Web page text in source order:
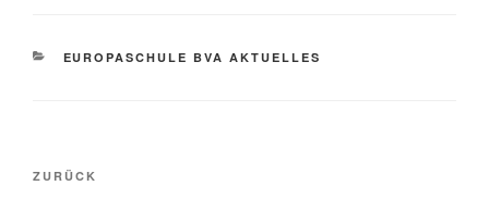
KATEGORIEN
EUROPASCHULE BVA AKTUELLES
Beitragsnavigation
Vorheriger
ZURÜCK